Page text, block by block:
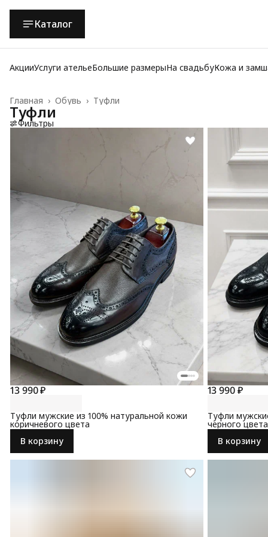
Каталог
АкцииУслуги ательеБольшие размерыНа свадьбуКожа и
Туфли
Обувь ›
Главная ›
Туфли
Фильтры
13 990 ₽
Туфли мужские из 100% натуральной кожи
коричневого цвета
В корзину
13 990 ₽
Туфли
черного цвета
В корзину